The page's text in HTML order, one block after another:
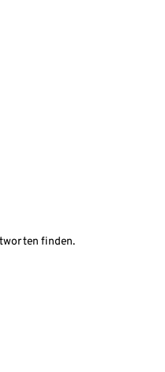
finden.